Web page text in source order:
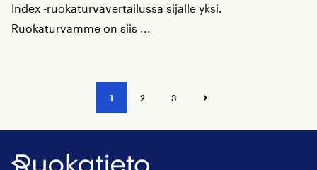
Index -ruokaturvavertailussa sijalle yksi.
Ruokaturvamme on siis ...
1 2 3
Ruokatieto